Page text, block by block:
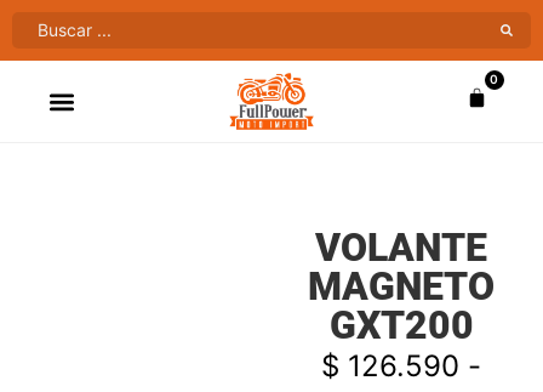
0
VOLANTE
MAGNETO
GXT200
$ 126.590 -